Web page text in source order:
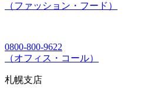
（ファッション・フード）
0800-800-9622
（オフィス・コール）
札幌支店